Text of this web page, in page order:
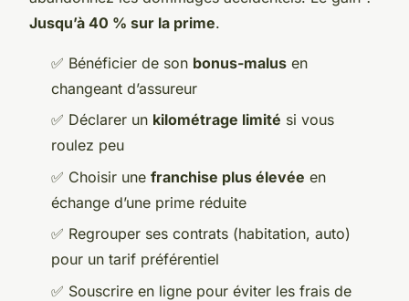
Jusqu’à 40 % sur la prime.
✅ Bénéficier de son bonus-malus en
changeant d’assureur
✅ Déclarer un kilométrage limité si vous
roulez peu
✅ Choisir une franchise plus élevée en
échange d’une prime réduite
✅ Regrouper ses contrats (habitation, auto)
pour un tarif préférentiel
✅ Souscrire en ligne pour éviter les frais de